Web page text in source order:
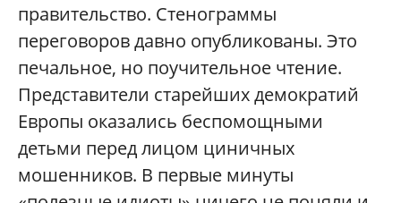
правительство. Стенограммы
переговоров давно опубликованы. Это
печальное, но поучительное чтение.
Представители старейших демократий
Европы оказались беспомощными
детьми перед лицом циничных
мошенников. В первые минуты